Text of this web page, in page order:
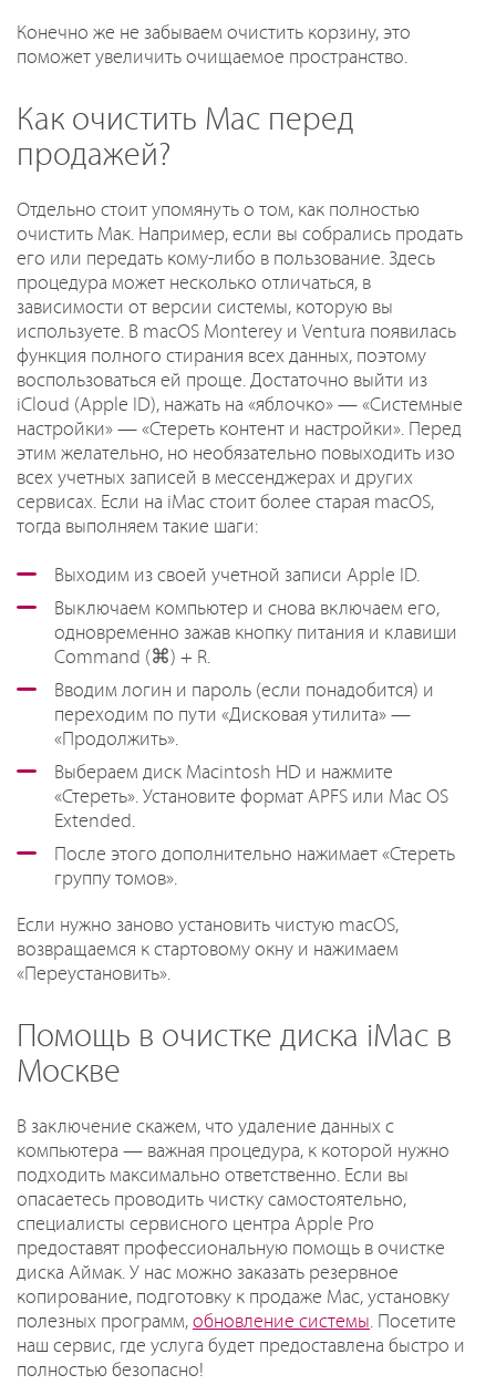
Конечно же не забываем очистить корзину, это
поможет увеличить очищаемое пространство.
Как очистить Mac перед
продажей?
Отдельно стоит упомянуть о том, как полностью
очистить Мак. Например, если вы собрались продать
его или передать кому-либо в пользование. Здесь
процедура может несколько отличаться, в
зависимости от версии системы, которую вы
используете. В macOS Monterey и Ventura появилась
функция полного стирания всех данных, поэтому
воспользоваться ей проще. Достаточно выйти из
iCloud (Apple ID), нажать на «яблочко» — «Системные
настройки» — «Стереть контент и настройки». Перед
этим желательно, но необязательно повыходить изо
всех учетных записей в мессенджерах и других
сервисах. Если на iMac стоит более старая macOS,
тогда выполняем такие шаги:
Выходим из своей учетной записи Apple ID.
Выключаем компьютер и снова включаем его,
одновременно зажав кнопку питания и клавиши
Command (⌘) + R.
Вводим логин и пароль (если понадобится) и
переходим по пути «Дисковая утилита» —
«Продолжить».
Выбераем диск Macintosh HD и нажмите
«Стереть». Установите формат APFS или Mac OS
Extended.
После этого дополнительно нажимает «Стереть
группу томов».
Если нужно заново установить чистую macOS,
возвращаемся к стартовому окну и нажимаем
«Переустановить».
Помощь в очистке диска iMac в
Москве
В заключение скажем, что удаление данных с
компьютера — важная процедура, к которой нужно
подходить максимально ответственно. Если вы
опасаетесь проводить чистку самостоятельно,
специалисты сервисного центра Apple Pro
предоставят профессиональную помощь в очистке
диска Аймак. У нас можно заказать резервное
копирование, подготовку к продаже Mac, установку
полезных программ, обновление системы. Посетите
наш сервис, где услуга будет предоставлена быстро и
полностью безопасно!